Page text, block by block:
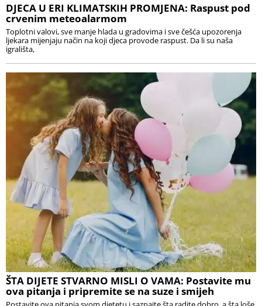
DJECA U ERI KLIMATSKIH PROMJENA: Raspust pod
crvenim meteoalarmom
Toplotni valovi, sve manje hlada u gradovima i sve češća upozorenja
ljekara mijenjaju način na koji djeca provode raspust. Da li su naša
igrališta,
ŠTA DIJETE STVARNO MISLI O VAMA: Postavite mu
ova pitanja i pripremite se na suze i smijeh